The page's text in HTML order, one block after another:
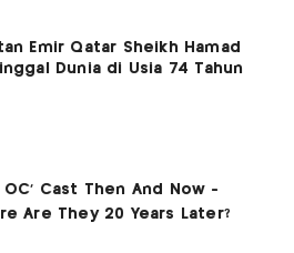
Emir Qatar Sheikh Hamad
Dunia di Usia 74 Tahun